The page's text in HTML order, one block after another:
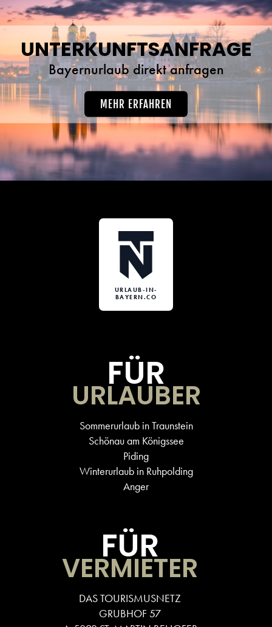
UNTERKUNFTSANFRAGE
Bayernurlaub direkt anfragen
MEHR ERFAHREN
URLAUB-IN-
BAYERN.CO
FÜR
URLAUBER
Sommerurlaub in Traunstein
Schönau am Königssee
Piding
Winterurlaub in Ruhpolding
Anger
FÜR
VERMIETER
DAS TOURISMUSNETZ
GRUBHOF 57